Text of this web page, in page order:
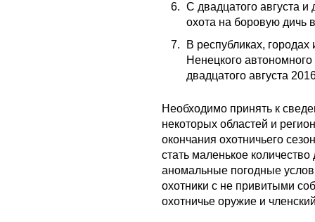
С двадцатого августа
охота на боровую дичь
В республиках,
Ненецкого
двадцатого августа
Необходимо принять к
некоторых областей и
окончания охотничьего
стать маленькое
аномальные погодные
охотники с не привитыми
охотничье оружие и